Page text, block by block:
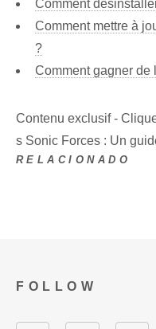
Comment
Comment mettre à
?
Comment gagner de
Contenu exclusif -
s Sonic Forces : Un
RELACIONADO
FOLLOW